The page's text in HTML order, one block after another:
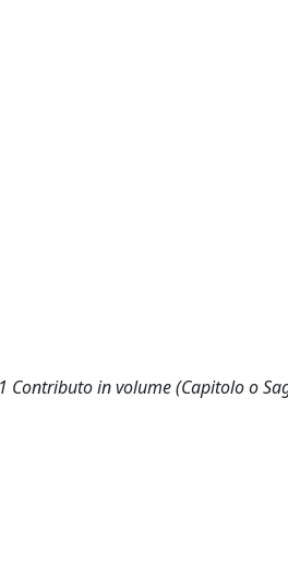
Contributo in volume (Capitolo o